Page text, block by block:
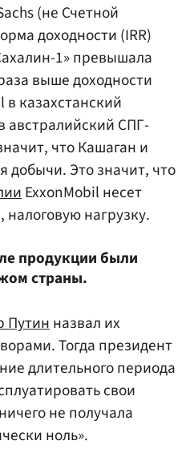
(не Счетной
доходности (IRR)
1» превышала
выше доходности
казахстанский
австралийский СПГ-
что Кашаган и
добычи. Это значит, что
ExxonMobil несет
нагрузку.
продукции были
страны.
Путинназвал их
Тогда президент
длительного периода
свои
не получала
ноль».